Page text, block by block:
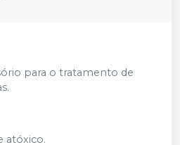
para o tratamento de
atóxico.